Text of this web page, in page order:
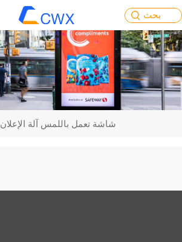
بحث
65 "LCD شاشة تعمل باللمس آلة الإعلان